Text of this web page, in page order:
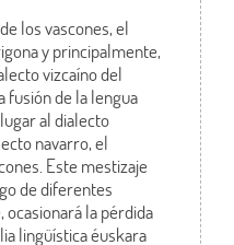
los vascones, el
y principalmente,
vizcaíno del
fusión de la lengua
al dialecto
navarro, el
Este mestizaje
de diferentes
la pérdida
lingüística éuskara